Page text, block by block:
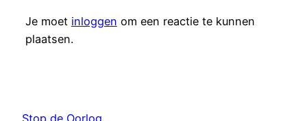
Je moet inloggen om een reactie te kunnen
plaatsen.
Stop de Oorlog